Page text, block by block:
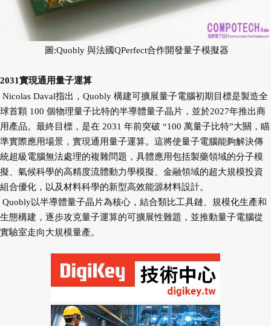
圖:Quobly 與法國QPerfect合作開發量子模擬器
2031實現通用量子運算
Nicolas Daval指出，Quobly 構建可擴展量子電腦初期目標是製造全
球首顆 100 個物理量子比特的半導體量子晶片，並於2027年推出商
用產品。最終目標，是在 2031 年前突破 “100 萬量子比特”大關，瞄
準實際應用場景，實現通用量子運算。這將使量子電腦能夠解決傳
統超級電腦無法處理的複雜問題，具體應用包括製藥領域的分子模
擬、氣候科學的高精度流體動力學模擬、金融領域的超大規模投資
組合優化，以及材料科學的新型高效能源材料設計。
Quobly以半導體量子晶片為核心，結合類比工具鏈、規模化生產和
生態構建，逐步攻克量子運算的可擴展性難題，並推動量子電腦從
實驗室走向大規模量產。